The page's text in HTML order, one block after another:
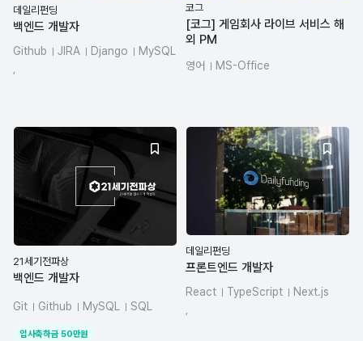
데일리펀딩
백엔드 개발자
Github JIRA Django
MySQL
코그
[코그] 게임회사 라이브 서비스 해
외 PM
영어 MS-Office
21세기전파상
백엔드 개발자
Git Github MySQL
SQL
입사축하금 50만원
데일리펀딩
프론트엔드 개발자
React TypeScript
Next.js